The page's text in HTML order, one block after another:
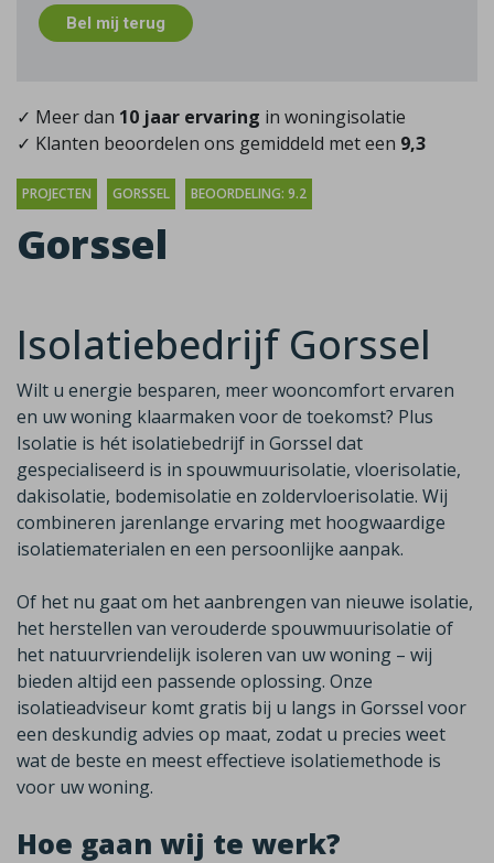
Bel mij terug
✓ Meer dan 10 jaar ervaring in woningisolatie
✓ Klanten beoordelen ons gemiddeld met een 9,3
PROJECTEN GORSSEL BEOORDELING: 9.2
Gorssel
Isolatiebedrijf Gorssel
Wilt u energie besparen, meer wooncomfort ervaren
en uw woning klaarmaken voor de toekomst? Plus
Isolatie is hét isolatiebedrijf in Gorssel dat
gespecialiseerd is in spouwmuurisolatie, vloerisolatie,
dakisolatie, bodemisolatie en zoldervloerisolatie. Wij
combineren jarenlange ervaring met hoogwaardige
isolatiematerialen en een persoonlijke aanpak.
Of het nu gaat om het aanbrengen van nieuwe isolatie,
het herstellen van verouderde spouwmuurisolatie of
het natuurvriendelijk isoleren van uw woning – wij
bieden altijd een passende oplossing. Onze
isolatieadviseur komt gratis bij u langs in Gorssel voor
een deskundig advies op maat, zodat u precies weet
wat de beste en meest effectieve isolatiemethode is
voor uw woning.
Hoe gaan wij te werk?